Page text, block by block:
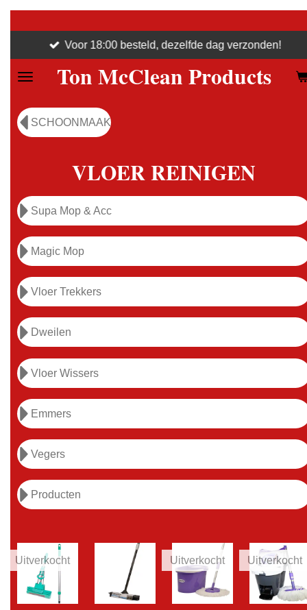
naar
de
Ton McClean Products
Voor 18:00 besteld, dezelfde dag verzonden!
SCHOONMAAK
VLOER REINIGEN
Supa Mop & Acc
Magic Mop
Vloer Trekkers
Dweilen
Vloer Wissers
Emmers
Vegers
Producten
Uitverkocht Uitverkocht Uitverkocht